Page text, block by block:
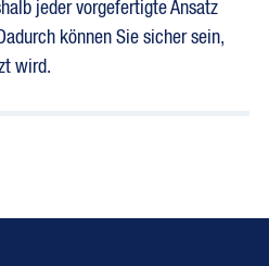
jeder vorgefertigte Ansatz
können Sie sicher sein,
wird.